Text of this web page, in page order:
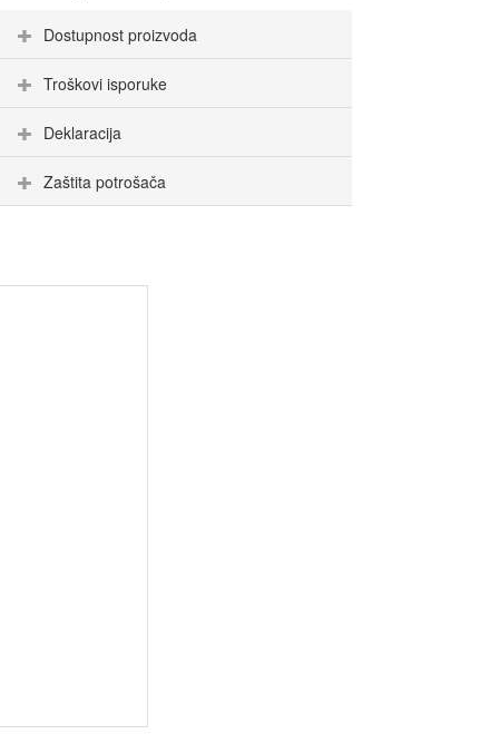
Dostupnost proizvoda
Troškovi isporuke
Deklaracija
Zaštita potrošača